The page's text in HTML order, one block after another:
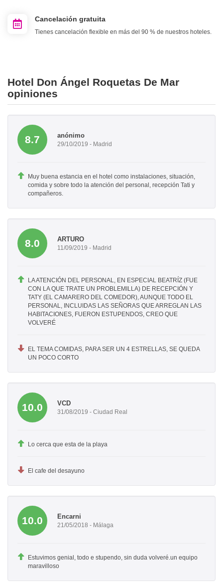
Cancelación gratuita
Tienes cancelación flexible en más del 90 % de nuestros hoteles.
Hotel Don Ángel Roquetas De Mar
opiniones
8.7 anónimo
29/10/2019 - Madrid
Muy buena estancia en el hotel como instalaciones, situación,
comida y sobre todo la atención del personal, recepción Tati y
compañeros.
8.0 ARTURO
11/09/2019 - Madrid
LA ATENCIÓN DEL PERSONAL, EN ESPECIAL BEATRÍZ (FUE
CON LA QUE TRATE UN PROBLEMILLA) DE RECEPCIÓN Y
TATY (EL CAMARERO DEL COMEDOR), AUNQUE TODO EL
PERSONAL, INCLUIDAS LAS SEÑORAS QUE ARREGLAN LAS
HABITACIONES, FUERON ESTUPENDOS, CREO QUE
VOLVERÉ
EL TEMA COMIDAS, PARA SER UN 4 ESTRELLAS, SE QUEDA
UN POCO CORTO
10.0 VCD
31/08/2019 - Ciudad Real
Lo cerca que esta de la playa
El cafe del desayuno
10.0 Encarni
21/05/2018 - Málaga
Estuvimos genial, todo e stupendo, sin duda volveré.un equipo
maravilloso